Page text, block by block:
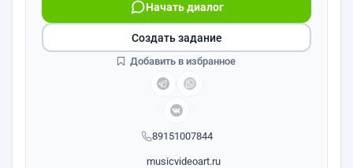
89151007844
Начать диалог
musicvideoart.ru
Создать задание
Добавить в избранное